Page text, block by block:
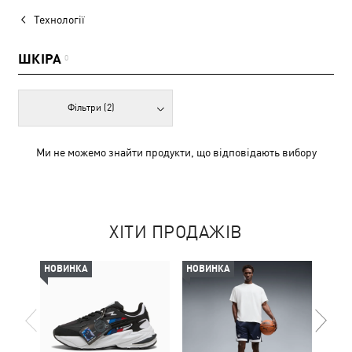
Технології
ШКІРА 0
Фільтри (2)
Ми не можемо знайти продукти, що відповідають вибору
ХІТИ ПРОДАЖІВ
НОВИНКА НОВИНКА